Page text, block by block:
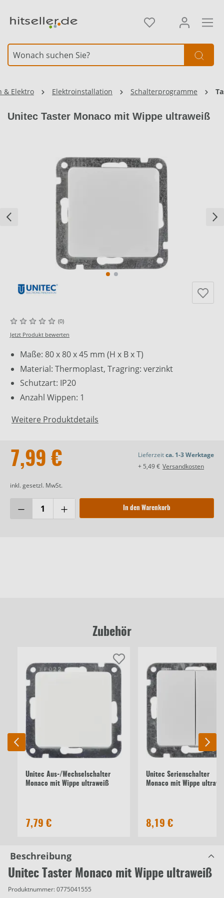
& Elektro Elektroinstallation Schalterprogramme
Unitec Taster Monaco mit Wippe ultraweiß
(0)
Jetzt Produkt bewerten
Maße: 80 x 80 x 45 mm (H x B x T)
Material: Thermoplast, Tragring: verzinkt
Schutzart: IP20
Anzahl Wippen: 1
Weitere Produktdetails
7,99 €
inkl. gesetzl. MwSt.
Lieferzeitca. 1-3 Werktage
+ 5,49 € Versandkosten
In den Warenkorb
Zubehör
Unitec Aus-/Wechselschalter
Monaco mit Wippe ultraweiß
7,79 €
Unitec Serienschalter
Monaco mit Wippe
8,19 €
Beschreibung
Unitec Taster Monaco mit Wippe ultraweiß
Produktnummer:0775041555